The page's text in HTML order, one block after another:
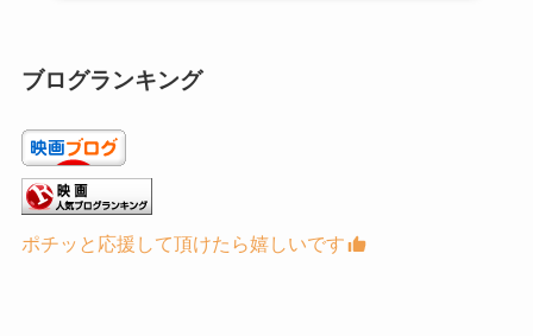
ブログランキング
ポチッと応援して頂けたら嬉しいです